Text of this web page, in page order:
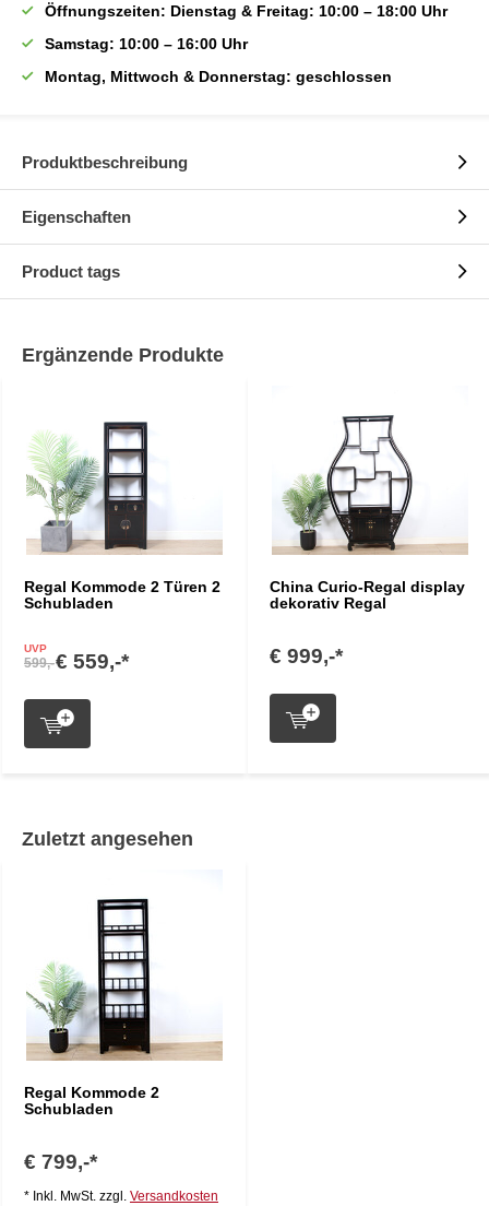
Öffnungszeiten: Dienstag & Freitag: 10:00 – 18:00 Uhr
Samstag: 10:00 – 16:00 Uhr
Montag, Mittwoch & Donnerstag: geschlossen
Produktbeschreibung
Eigenschaften
Product tags
Ergänzende Produkte
Regal Kommode 2 Türen 2
Schubladen
UVP
599,-€ 559,-*
China Curio-Regal display
dekorativ Regal
€ 999,-*
Zuletzt angesehen
Regal Kommode 2
Schubladen
€ 799,-*
* Inkl. MwSt. zzgl. Versandkosten